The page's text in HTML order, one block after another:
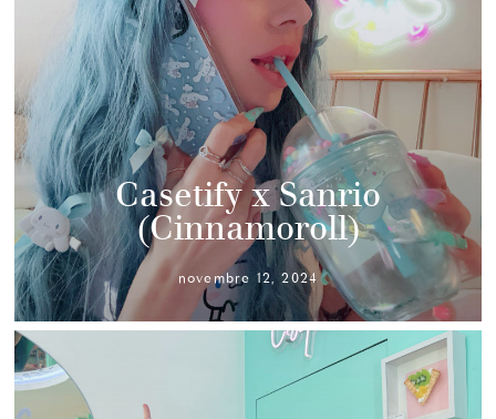
Casetify x Sanrio
(Cinnamoroll)
novembre 12, 2024